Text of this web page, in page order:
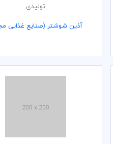
تولیدی
آذین شوشتر (صنایع غذایی مجید)